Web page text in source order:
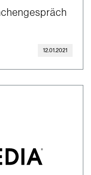
12.01.2021